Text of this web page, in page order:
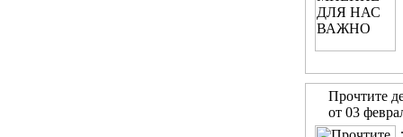
Прочтите
от 03
.